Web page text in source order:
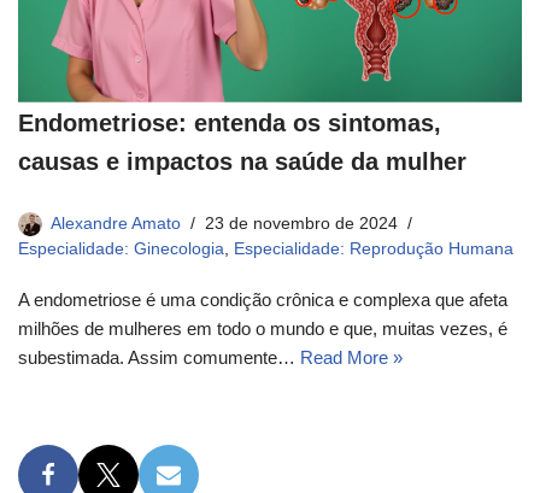
Endometriose: entenda os sintomas,
causas e impactos na saúde da mulher
Alexandre Amato
23 de novembro de 2024
Especialidade: Ginecologia, Especialidade: Reprodução Humana
A endometriose é uma condição crônica e complexa que afeta
milhões de mulheres em todo o mundo e que, muitas vezes, é
subestimada. Assim comumente… Read More »